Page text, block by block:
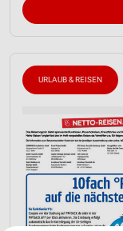
URLAUB & REISEN